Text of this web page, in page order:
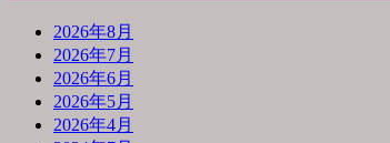
2026年8月
2026年7月
2026年6月
2026年5月
2026年4月